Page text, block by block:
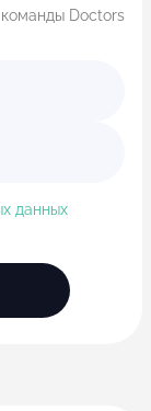
Doctors
данных